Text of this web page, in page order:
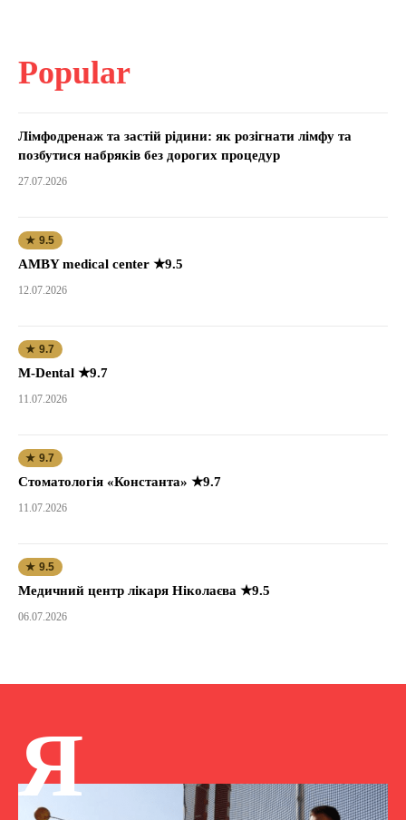
Popular
Лімфодренаж та застій рідини: як розігнати лімфу та
позбутися набряків без дорогих процедур
27.07.2026
★ 9.5
AMBY medical center ★9.5
12.07.2026
★ 9.7
M-Dental ★9.7
11.07.2026
★ 9.7
Стоматологія «Константа» ★9.7
11.07.2026
★ 9.5
Медичний центр лікаря Ніколаєва ★9.5
06.07.2026
Я